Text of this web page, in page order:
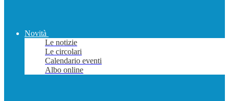
Novità
Le notizie
Le circolari
Calendario eventi
Albo online